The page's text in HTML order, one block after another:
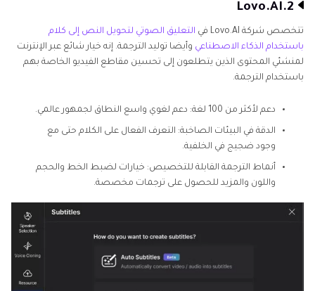
2.Lovo.AI
تتخصص شركة Lovo.AI في
التعليق الصوتي لتحويل النص إلى كلام
باستخدام الذكاء الاصطناعي وأيضا توليد الترجمة. إنه خيار شائع عبر الإنترنت
لمنشئي المحتوى الذين يتطلعون إلى تحسين مقاطع الفيديو الخاصة بهم
باستخدام الترجمة.
دعم لأكثر من 100 لغة: دعم لغوي واسع النطاق لجمهور عالمي.
الدقة في البيئات الصاخبة: التعرف الفعال على الكلام حتى مع
وجود ضجيج في الخلفية.
أنماط الترجمة القابلة للتخصيص: خيارات لضبط الخط والحجم
واللون والمزيد للحصول على ترجمات مخصصة.